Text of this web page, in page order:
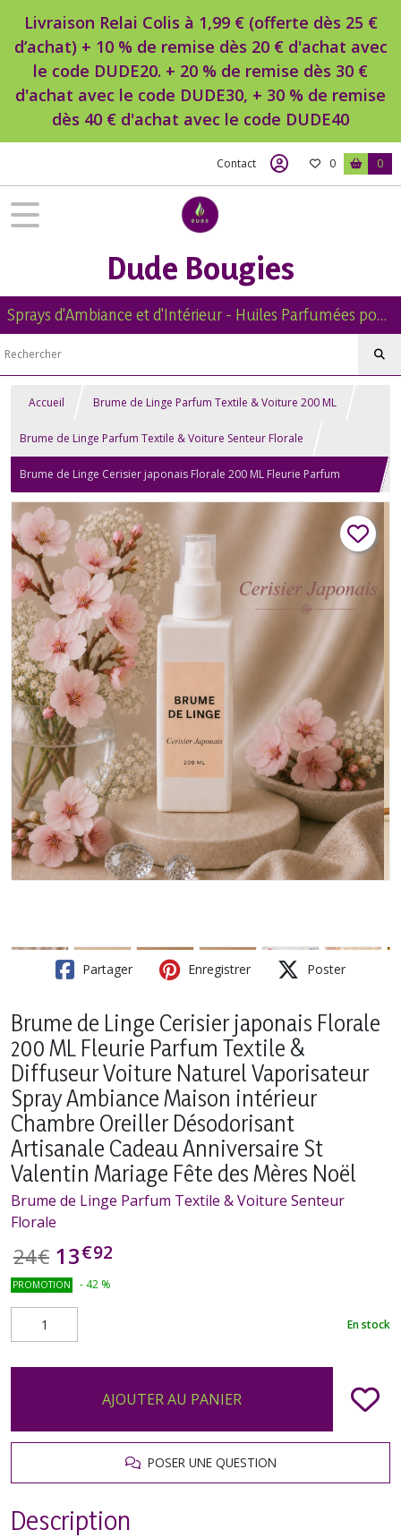
Livraison Relai Colis à 1,99 € (offerte dès 25 €
d’achat) + 10 % de remise dès 20 € d'achat avec
le code DUDE20. + 20 % de remise dès 30 €
d'achat avec le code DUDE30, + 30 % de remise
dès 40 € d'achat avec le code DUDE40
Contact 0 0
Dude Bougies
Sprays d'Ambiance et d'Intérieur - Huiles Parfumées pour Diffuseur -Diffuseur Voiture - Bougies Naturelles Parfumées - Brumes de Linge -
Accueil Brume de Linge Parfum Textile & Voiture 200 ML
Brume de Linge Parfum Textile & Voiture Senteur Florale
Brume de Linge Cerisier japonais Florale 200 ML Fleurie Parfum
Textile & Diffuseur Voiture Naturel Vaporisateur Spray Ambiance
Maison intérieur Chambre Oreiller Désodorisant Artisanale Cadeau
Anniversaire St Valentin Mariage Fête des Mères Noël
Partager Enregistrer Poster
Brume de Linge Cerisier japonais Florale
200 ML Fleurie Parfum Textile &
Diffuseur Voiture Naturel Vaporisateur
Spray Ambiance Maison intérieur
Chambre Oreiller Désodorisant
Artisanale Cadeau Anniversaire St
Valentin Mariage Fête des Mères Noël
Brume de Linge Parfum Textile & Voiture Senteur
Florale
24€ 13€92
PROMOTION - 42 %
En stock
AJOUTER AU PANIER
POSER UNE QUESTION
Description